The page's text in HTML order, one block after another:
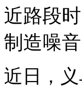
近路段
制造噪
近日，